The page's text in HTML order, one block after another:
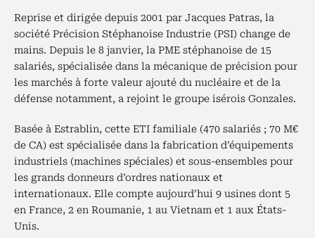
Reprise et dirigée depuis 2001 par Jacques Patras, la
société Précision Stéphanoise Industrie (PSI) change de
mains. Depuis le 8 janvier, la PME stéphanoise de 15
salariés, spécialisée dans la mécanique de précision pour
les marchés à forte valeur ajouté du nucléaire et de la
défense notamment, a rejoint le groupe isérois Gonzales.
Basée à Estrablin, cette ETI familiale (470 salariés ; 70 M€
de CA) est spécialisée dans la fabrication d’équipements
industriels (machines spéciales) et sous-ensembles pour
les grands donneurs d’ordres nationaux et
internationaux. Elle compte aujourd’hui 9 usines dont 5
en France, 2 en Roumanie, 1 au Vietnam et 1 aux États-
Unis.